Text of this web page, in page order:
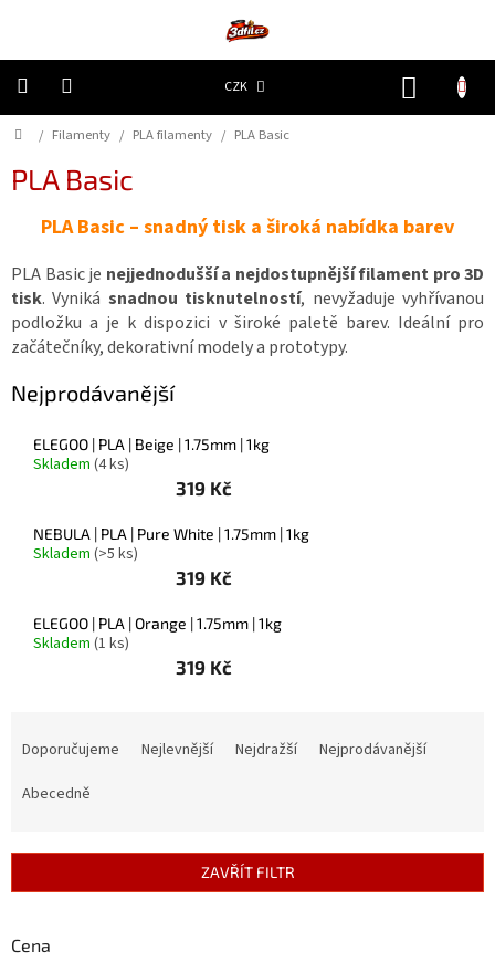
CZK
Resiny
Doplňky
a
náhradní
ceny
Zakázková
Články
pro
Přihlášení
Domů
/ Filamenty / PLA filamenty / PLA Basic
PLA Basic
PLA Basic – snadný tisk a široká nabídka barev
PLA Basic je nejjednodušší a nejdostupnější filament pro 3D
tisk. Vyniká snadnou tisknutelností, nevyžaduje vyhřívanou
podložku a je k dispozici v široké paletě barev. Ideální pro
začátečníky, dekorativní modely a prototypy.
Nejprodávanější
ELEGOO | PLA | Beige | 1.75mm | 1kg
Skladem (4 ks)
319 Kč
NEBULA | PLA | Pure White | 1.75mm | 1kg
Skladem (>5 ks)
319 Kč
ELEGOO | PLA | Orange | 1.75mm | 1kg
Skladem (1 ks)
319 Kč
r
d
Doporučujeme Nejlevnější Nejdražší
Nejprodávanější
Abecedně
ZAVŘÍT FILTR
Cena